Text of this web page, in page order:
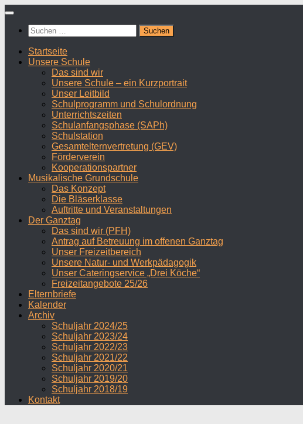
Zum
springenSuchen
nach:
Startseite
Unsere Schule
Das sind wir
Unsere Schule – ein Kurzportrait
Unser Leitbild
Schulprogramm und Schulordnung
Unterrichtszeiten
Schulanfangsphase (SAPh)
Schulstation
Gesamtelternvertretung (GEV)
Förderverein
Kooperationspartner
Musikalische Grundschule
Das Konzept
Die Bläserklasse
Auftritte und Veranstaltungen
Der Ganztag
Das sind wir (PFH)
Antrag auf Betreuung im offenen Ganztag
Unser Freizeitbereich
Unsere Natur- und Werkpädagogik
Unser Cateringservice „Drei Köche“
Freizeitangebote 25/26
Elternbriefe
Kalender
Archiv
Schuljahr 2024/25
Schuljahr 2023/24
Schuljahr 2022/23
Schuljahr 2021/22
Schuljahr 2020/21
Schuljahr 2019/20
Schuljahr 2018/19
Kontakt